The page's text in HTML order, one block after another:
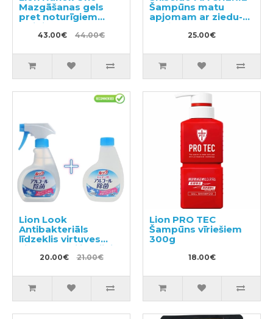
Mazgāšanas gels
pret noturīgiem
traipiem 380g +
pildviela 1160g
43.00€ 44.00€
Šampūns matu
apjomam ar ziedu-
augļu aromātu
25.00€
Lion Look
Antibakteriāls
līdzeklis virtuves
virsmu sterilizācijai
300ml + pildviela
20.00€ 21.00€
Lion PRO TEC
Šampūns vīriešiem
300g
18.00€